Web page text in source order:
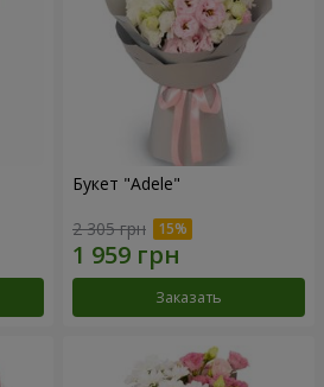
Букет "Adele"
2 305 грн
Заказать